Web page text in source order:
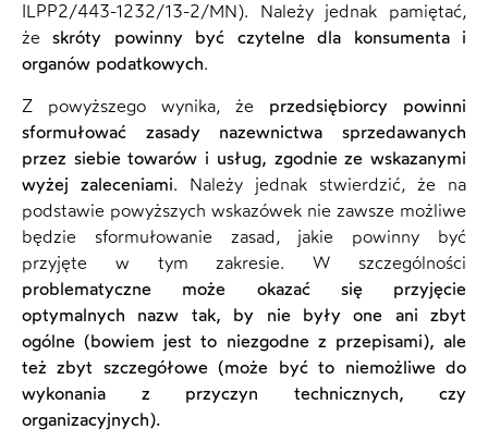
ILPP2/443-1232/13-2/MN). Należy jednak pamiętać,
żeskróty powinny być czytelne dla konsumenta i
organów podatkowych.
Z powyższego wynika, że przedsiębiorcy powinni
sformułować zasady nazewnictwa sprzedawanych
przez siebie towarów i usług, zgodnie ze wskazanymi
wyżej zaleceniami. Należy jednak stwierdzić, że na
podstawie powyższych wskazówek nie zawsze możliwe
będzie sformułowanie zasad, jakie powinny być
przyjęte w tym zakresie. W szczególności
problematyczne może okazać się przyjęcie
optymalnych nazw tak, by nie były one ani zbyt
ogólne (bowiem jest to niezgodne z przepisami), ale
też zbyt szczegółowe (może być to niemożliwe do
wykonania z przyczyn technicznych, czy
organizacyjnych).